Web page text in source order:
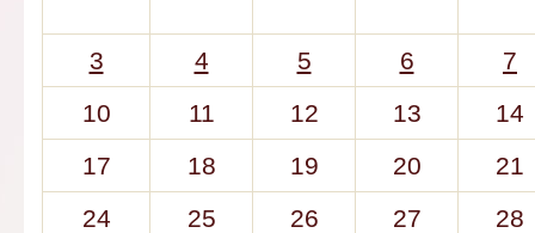
3 4 5 6
7
10
11 12 13
14
17
18 19 20
21
24
25 26 27
28